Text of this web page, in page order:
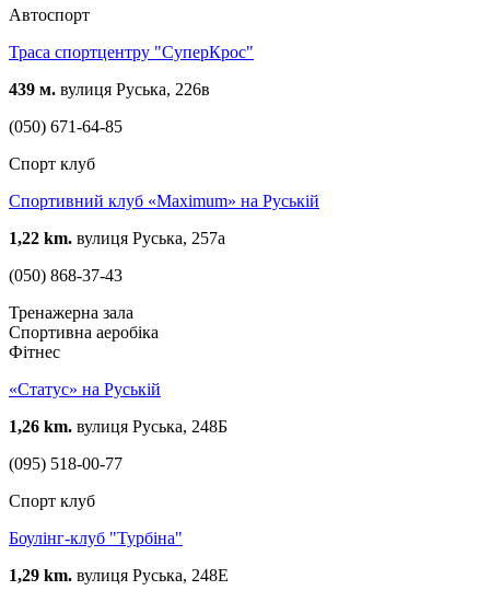
Автоспорт
Траса спортцентру "СуперКрос"
439 м. вулиця Руська, 226в
(050) 671-64-85
Спорт клуб
Спортивний клуб «Maximum» на Руській
1,22 km. вулиця Руська, 257а
(050) 868-37-43
Тренажерна зала
Спортивна аеробіка
Фітнес
«Статус» на Руській
1,26 km. вулиця Руська, 248Б
(095) 518-00-77
Спорт клуб
Боулінг-клуб "Турбіна"
1,29 km. вулиця Руська, 248Е